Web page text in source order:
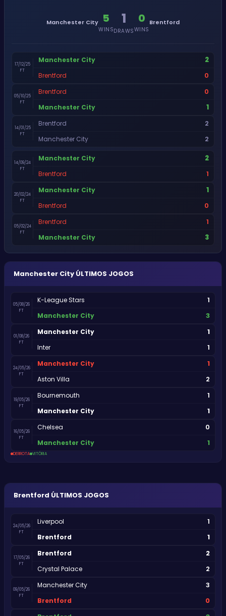
Manchester City 5
WINS
1
DRAWS
0
WINS
Brentford
17/12/25
FT
Manchester City 2
Brentford 0
05/10/25
FT
Brentford 0
Manchester City 1
14/01/25
FT
Brentford 2
Manchester City 2
14/09/24
FT
Manchester City 2
Brentford 1
20/02/24
FT
Manchester City 1
Brentford 0
05/02/24
FT
Brentford 1
Manchester City 3
Manchester City ÚLTIMOS JOGOS
05/08/26
FT
K-League Stars 1
Manchester City 3
01/08/26
FT
Manchester City 1
Inter 1
24/05/26
FT
Manchester City 1
Aston Villa 2
19/05/26
FT
Bournemouth 1
Manchester City 1
16/05/26
FT
Chelsea 0
Manchester City 1
DERROTA VITÓRIA
Brentford ÚLTIMOS JOGOS
24/05/26
FT
Liverpool 1
Brentford 1
17/05/26
FT
Brentford 2
Crystal Palace 2
09/05/26
FT
Manchester City 3
Brentford 0